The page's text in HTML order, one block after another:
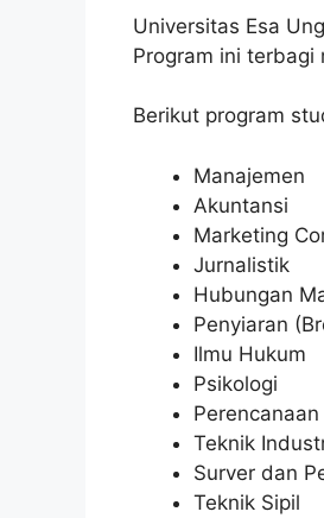
Universitas Esa
Program ini terbagi
Berikut program
Manajemen
Akuntansi
Marketing
Jurnalistik
Hubungan
Penyiaran
Ilmu Hukum
Psikologi
Teknik
Surver dan
Teknik Sipil